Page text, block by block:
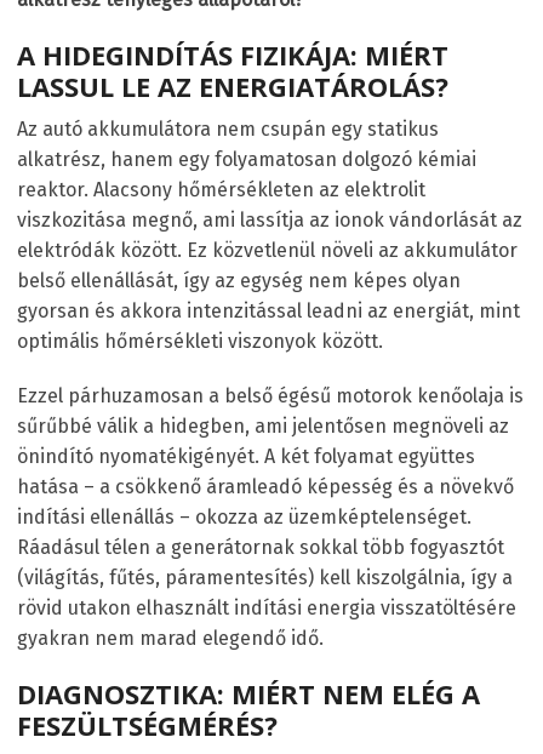
A HIDEGINDÍTÁS FIZIKÁJA: MIÉRT
LASSUL LE AZ ENERGIATÁROLÁS?
Az autó akkumulátora nem csupán egy statikus
alkatrész, hanem egy folyamatosan dolgozó kémiai
reaktor. Alacsony hőmérsékleten az elektrolit
viszkozitása megnő, ami lassítja az ionok vándorlását az
elektródák között. Ez közvetlenül növeli az akkumulátor
belső ellenállását, így az egység nem képes olyan
gyorsan és akkora intenzitással leadni az energiát, mint
optimális hőmérsékleti viszonyok között.
Ezzel párhuzamosan a belső égésű motorok kenőolaja is
sűrűbbé válik a hidegben, ami jelentősen megnöveli az
önindító nyomatékigényét. A két folyamat együttes
hatása – a csökkenő áramleadó képesség és a növekvő
indítási ellenállás – okozza az üzemképtelenséget.
Ráadásul télen a generátornak sokkal több fogyasztót
(világítás, fűtés, páramentesítés) kell kiszolgálnia, így a
rövid utakon elhasznált indítási energia visszatöltésére
gyakran nem marad elegendő idő.
DIAGNOSZTIKA: MIÉRT NEM ELÉG A
FESZÜLTSÉGMÉRÉS?